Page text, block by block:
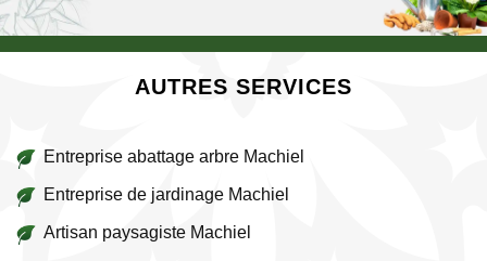
AUTRES SERVICES
Entreprise abattage arbre Machiel
Entreprise de jardinage Machiel
Artisan paysagiste Machiel